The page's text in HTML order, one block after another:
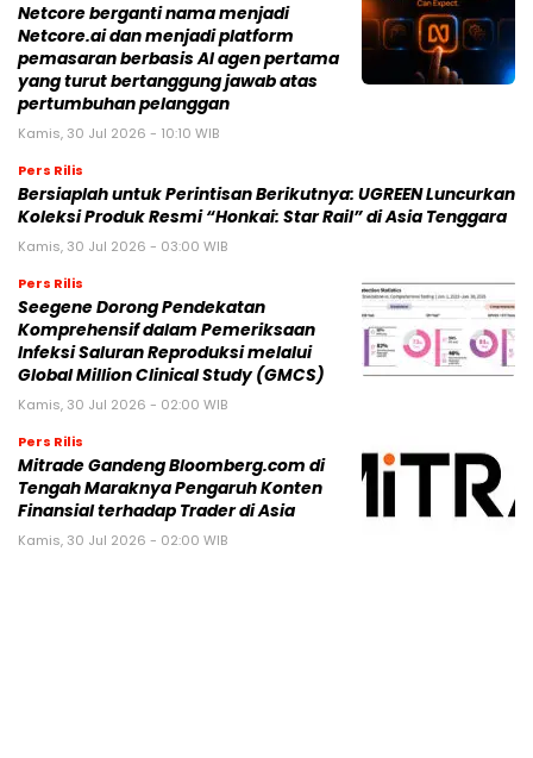
Netcore berganti nama menjadi
Netcore.ai dan menjadi platform
pemasaran berbasis AI agen pertama
yang turut bertanggung jawab atas
pertumbuhan pelanggan
Kamis, 30 Jul 2026 - 10:10 WIB
Pers Rilis
Bersiaplah untuk Perintisan Berikutnya: UGREEN Luncurkan
Koleksi Produk Resmi “Honkai: Star Rail” di Asia Tenggara
Kamis, 30 Jul 2026 - 03:00 WIB
Pers Rilis
Seegene Dorong Pendekatan
Komprehensif dalam Pemeriksaan
Infeksi Saluran Reproduksi melalui
Global Million Clinical Study (GMCS)
Kamis, 30 Jul 2026 - 02:00 WIB
Pers Rilis
Mitrade Gandeng Bloomberg.com di
Tengah Maraknya Pengaruh Konten
Finansial terhadap Trader di Asia
Kamis, 30 Jul 2026 - 02:00 WIB